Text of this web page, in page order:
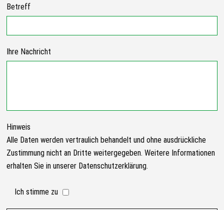
Betreff
Ihre Nachricht
Hinweis
Alle Daten werden vertraulich behandelt und ohne ausdrückliche
Zustimmung nicht an Dritte weitergegeben. Weitere Informationen
erhalten Sie in unserer Datenschutzerklärung.
Ich stimme zu